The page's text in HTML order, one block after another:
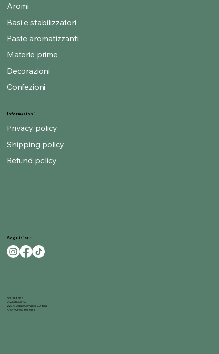
Informazioni
Privacy policy
Shipping policy
Refund policy
Aromi
Basi e stabilizzatori
Paste aromatizzanti
Materie prime
Decorazioni
Confezioni
Seguici su:
GELNAT SRLS
Via dei Baietti, 16,
22077 Olgiate Comasco CO, Italia
P.IVA / CF 03980310134